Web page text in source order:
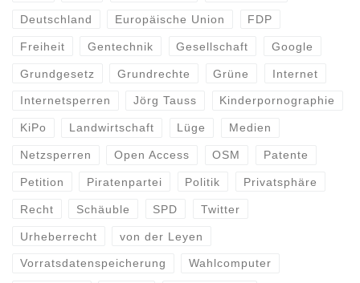
Deutschland Europäische Union FDP
Freiheit Gentechnik Gesellschaft Google
Grundgesetz Grundrechte Grüne Internet
Internetsperren Jörg Tauss Kinderpornographie
KiPo Landwirtschaft Lüge Medien
Netzsperren Open Access OSM Patente
Petition Piratenpartei Politik Privatsphäre
Recht Schäuble SPD Twitter
Urheberrecht von der Leyen
Vorratsdatenspeicherung Wahlcomputer